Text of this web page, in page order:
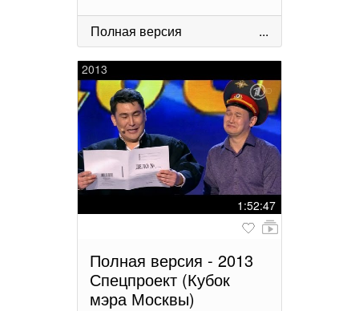
Полная версия ...
2013
1:52:47
Полная версия - 2013
Спецпроект (Кубок
мэра Москвы)